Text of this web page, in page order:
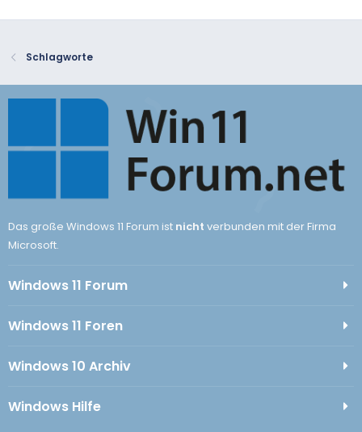
Schlagworte
Das große Windows 11 Forum ist nicht verbunden mit der Firma
Microsoft.
Windows 11 Forum
Windows 11 Foren
Windows 10 Archiv
Windows Hilfe